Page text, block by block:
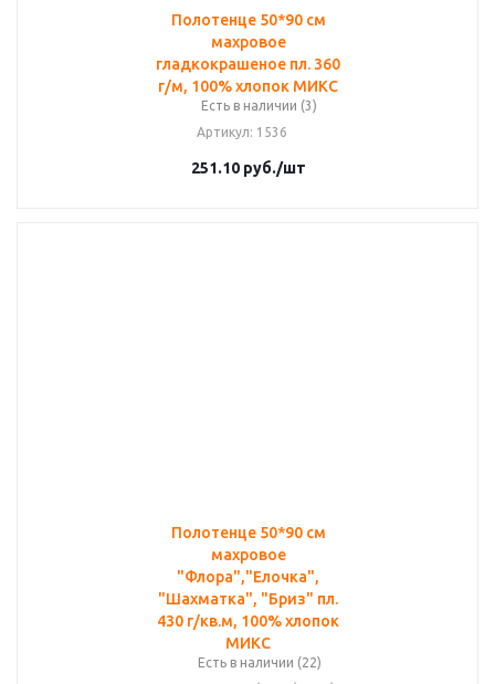
Полотенце 50*90 см
махровое
гладкокрашеное пл. 360
г/м, 100% хлопок МИКС
Есть в наличии (3)
Артикул: 1536
251.10руб./шт
Полотенце 50*90 см
махровое
"Флора","Елочка",
"Шахматка", "Бриз" пл.
430 г/кв.м, 100% хлопок
МИКС
Есть в наличии (22)